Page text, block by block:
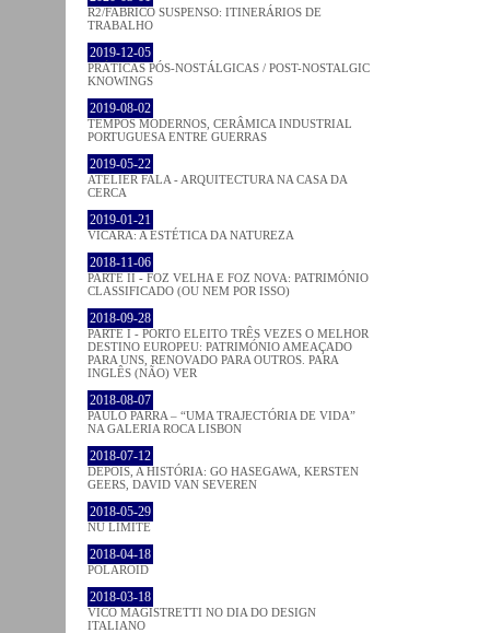
R2/FABRICO SUSPENSO: ITINERÁRIOS DE
TRABALHO
2019-12-05
PRÁTICAS PÓS-NOSTÁLGICAS / POST-NOSTALGIC
KNOWINGS
2019-08-02
TEMPOS MODERNOS, CERÂMICA INDUSTRIAL
PORTUGUESA ENTRE GUERRAS
2019-05-22
ATELIER FALA - ARQUITECTURA NA CASA DA
CERCA
2019-01-21
VICARA: A ESTÉTICA DA NATUREZA
2018-11-06
PARTE II - FOZ VELHA E FOZ NOVA: PATRIMÓNIO
CLASSIFICADO (OU NEM POR ISSO)
2018-09-28
PARTE I - PORTO ELEITO TRÊS VEZES O MELHOR
DESTINO EUROPEU: PATRIMÓNIO AMEAÇADO
PARA UNS, RENOVADO PARA OUTROS. PARA
INGLÊS (NÃO) VER
2018-08-07
PAULO PARRA – “UMA TRAJECTÓRIA DE VIDA”
NA GALERIA ROCA LISBON
2018-07-12
DEPOIS, A HISTÓRIA: GO HASEGAWA, KERSTEN
GEERS, DAVID VAN SEVEREN
2018-05-29
NU LIMITE
2018-04-18
POLAROID
2018-03-18
VICO MAGISTRETTI NO DIA DO DESIGN
ITALIANO